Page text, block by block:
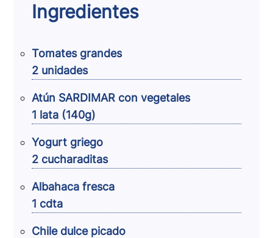
Ingredientes
Tomates grandes
2 unidades
Atún SARDIMAR con vegetales
1 lata (140g)
Yogurt griego
2 cucharaditas
Albahaca fresca
1 cdta
Chile dulce picado